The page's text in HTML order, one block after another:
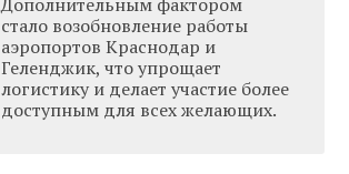
стало возобновление работы
аэропортов Краснодар и
Геленджик, что упрощает
логистику и делает участие более
доступным для всех желающих.